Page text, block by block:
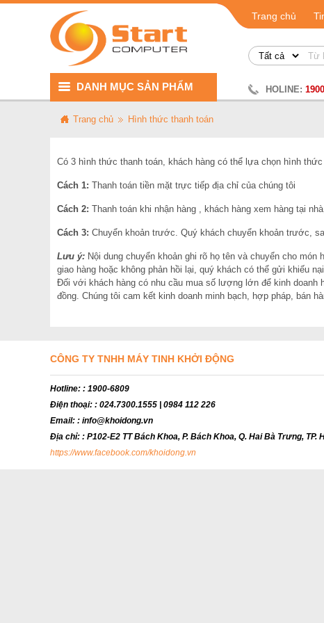
DANH MỤC SẢN PHẨM
Trang chủ
HOLINE:
Trang chủ Hình thức thanh toán
Có 3 hình thức thanh toán, khách hàng có thể lựa chọn hình
Cách 1: Thanh toán tiền mặt trực tiếp địa chỉ của chúng tôi
Cách 2: Thanh toán khi nhận hàng , khách hàng xem hàng tại
Cách 3: Chuyển khoản trước. Quý khách chuyển khoản trước,
Lưu ý: Nội dung chuyển khoản ghi rõ họ tên và chuyển cho
giao hàng hoặc không phản hồi lại, quý khách có thể gửi khiếu
Đối với khách hàng có nhu cầu mua số lượng lớn để kinh
đồng. Chúng tôi cam kết kinh doanh minh bạch, hợp pháp, bán
CÔNG TY TNHH MÁY TINH KHỞI ĐỘNG
Hotline: : 1900-6809
Điện thoại: : 024.7300.1555 | 0984 112 226
Email: : info@khoidong.vn
Địa chỉ: : P102-E2 TT Bách Khoa, P. Bách Khoa, Q. Hai Bà Trưng, TP.
https://www.facebook.com/khoidong.vn